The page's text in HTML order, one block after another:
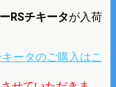
RSチキータが入荷
ータのご購入はこ